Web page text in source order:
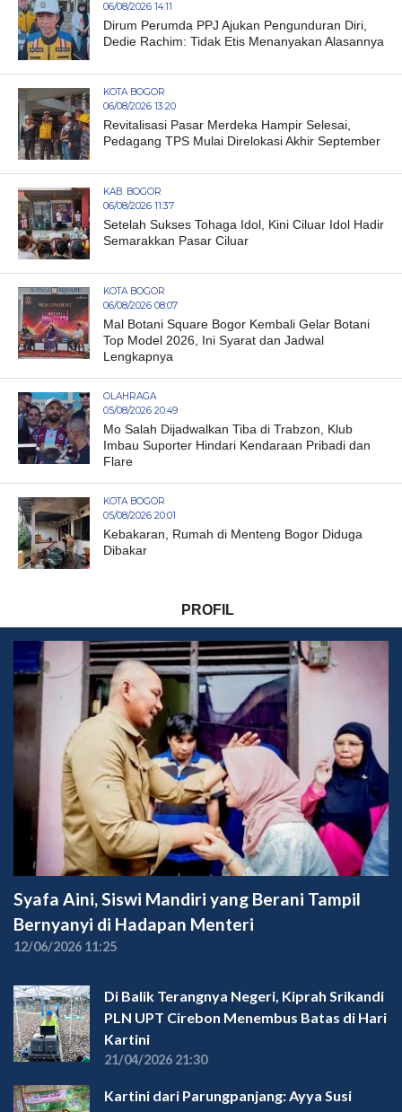
06/08/2026 14:11
Dirum Perumda PPJ Ajukan Pengunduran Diri,
Dedie Rachim: Tidak Etis Menanyakan Alasannya
KOTA BOGOR
06/08/2026 13:20
Revitalisasi Pasar Merdeka Hampir Selesai,
Pedagang TPS Mulai Direlokasi Akhir September
KAB. BOGOR
06/08/2026 11:37
Setelah Sukses Tohaga Idol, Kini Ciluar Idol Hadir
Semarakkan Pasar Ciluar
KOTA BOGOR
06/08/2026 08:07
Mal Botani Square Bogor Kembali Gelar Botani
Top Model 2026, Ini Syarat dan Jadwal
Lengkapnya
OLAHRAGA
05/08/2026 20:49
Mo Salah Dijadwalkan Tiba di Trabzon, Klub
Imbau Suporter Hindari Kendaraan Pribadi dan
Flare
KOTA BOGOR
05/08/2026 20:01
Kebakaran, Rumah di Menteng Bogor Diduga
Dibakar
PROFIL
Syafa Aini, Siswi Mandiri yang Berani Tampil
Bernyanyi di Hadapan Menteri
12/06/2026 11:25
Di Balik Terangnya Negeri, Kiprah Srikandi
PLN UPT Cirebon Menembus Batas di Hari
Kartini
21/04/2026 21:30
Kartini dari Parungpanjang: Ayya Susi